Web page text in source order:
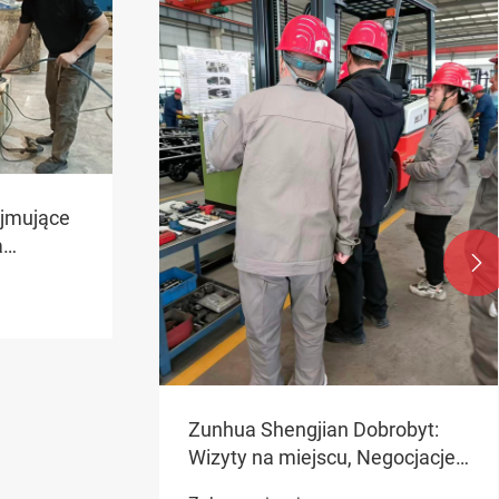
Zunhua Shengjian Dobrobyt:
Wizyty na miejscu, Negocjacje
